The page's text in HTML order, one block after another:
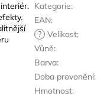
Kategorie:
EAN:
? Velikost:
Vůně:
Barva:
Doba provonění:
Hmotnost: